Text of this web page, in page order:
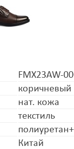
FMX23AW-
коричневый
нат. кожа
текстиль
Китай